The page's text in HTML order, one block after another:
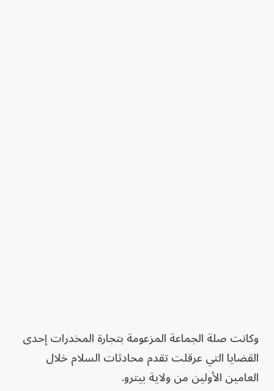
وكانت صلة الجماعة المزعومة بتجارة المخدرات إحدى
القضايا التي عرقلت تقدم محادثات السلام خلال
العامين الأولين من ولاية بيترو.